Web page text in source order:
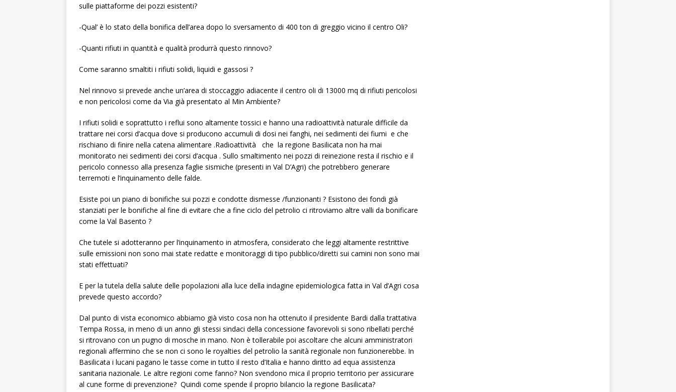
sulle piattaforme dei pozzi esistenti?
-Qual’ è lo stato della bonifica dell’area dopo lo sversamento di 400 ton di greggio vicino il centro Oli?
-Quanti rifiuti in quantità e qualità produrrà questo rinnovo?
Come saranno smaltiti i rifiuti solidi, liquidi e gassosi ?
Nel rinnovo si prevede anche un’area di stoccaggio adiacente il centro oli di 13000 mq di rifiuti pericolosi
e non pericolosi come da Via già presentato al Min Ambiente?
I rifiuti solidi e soprattutto i reflui sono altamente tossici e hanno una radioattività naturale difficile da
trattare nei corsi d’acqua dove si producono accumuli di dosi nei fanghi, nei sedimenti dei fiumi e che
rischiano di finire nella catena alimentare .Radioattività che la regione Basilicata non ha mai
monitorato nei sedimenti dei corsi d’acqua . Sullo smaltimento nei pozzi di reinezione resta il rischio e il
pericolo connesso alla presenza faglie sismiche (presenti in Val D’Agri) che potrebbero generare
terremoti e l’inquinamento delle falde.
Esiste poi un piano di bonifiche sui pozzi e condotte dismesse /funzionanti ? Esistono dei fondi già
stanziati per le bonifiche al fine di evitare che a fine ciclo del petrolio ci ritroviamo altre valli da bonificare
come la Val Basento ?
Che tutele si adotteranno per l’inquinamento in atmosfera, considerato che leggi altamente restrittive
sulle emissioni non sono mai state redatte e monitoraggi di tipo pubblico/diretti sui camini non sono mai
stati effettuati?
E per la tutela della salute delle popolazioni alla luce della indagine epidemiologica fatta in Val d’Agri cosa
prevede questo accordo?
Dal punto di vista economico abbiamo già visto cosa non ha ottenuto il presidente Bardi dalla trattativa
Tempa Rossa, in meno di un anno gli stessi sindaci della concessione favorevoli si sono ribellati perché
si ritrovano con un pugno di mosche in mano. Non è tollerabile poi ascoltare che alcuni amministratori
regionali affermino che se non ci sono le royalties del petrolio la sanità regionale non funzionerebbe. In
Basilicata i lucani pagano le tasse come in tutto il resto d’Italia e hanno diritto ad equa assistenza
sanitaria nazionale. Le altre regioni come fanno? Non svendono mica il proprio territorio per assicurare
al cune forme di prevenzione? Quindi come spende il proprio bilancio la regione Basilicata?